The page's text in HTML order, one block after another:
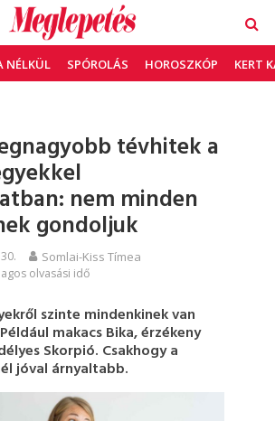
NÉLKÜL SPÓROLÁS HOROSZKÓP KERT
tévhitek a
nem minden
gondoljuk
Somlai-Kiss Tímea
olvasási idő
szinte mindenkinek van
makacs Bika, érzékeny
Skorpió. Csakhogy a
jóval árnyaltabb.